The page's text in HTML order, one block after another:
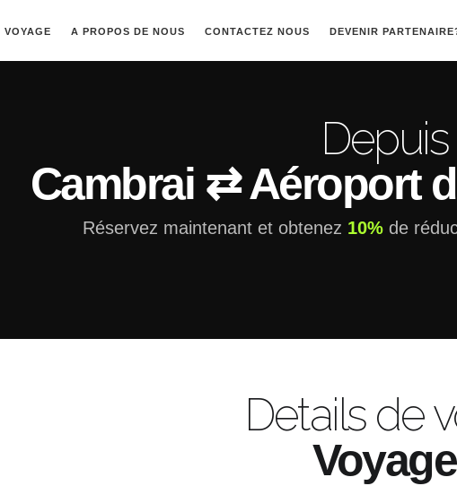
VOYAGE A PROPOS DE NOUS CONTACTEZ NOUS DEVENIR
Depuis
Cambrai ⇄ Aéroport
Réservez maintenant et obtenez 10% de
Details de
Voyage